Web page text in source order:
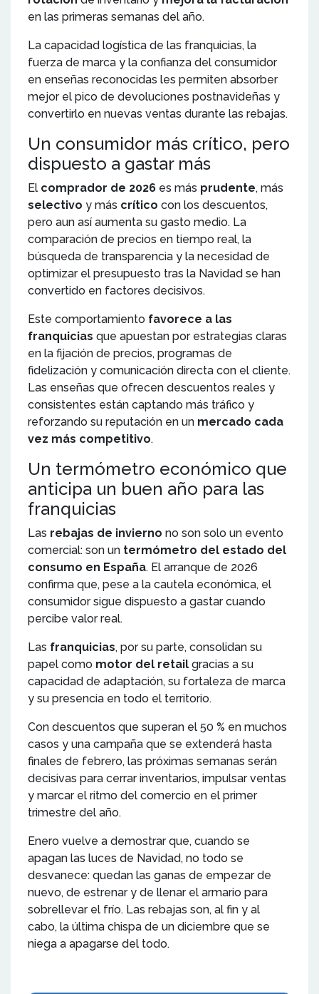
en las primeras semanas del año.
La capacidad logística de las franquicias, la
fuerza de marca y la confianza del consumidor
en enseñas reconocidas les permiten absorber
mejor el pico de devoluciones postnavideñas y
convertirlo en nuevas ventas durante las rebajas.
Un consumidor más crítico, pero
dispuesto a gastar más
El comprador de 2026 es más prudente, más
selectivo y más crítico con los descuentos,
pero aun así aumenta su gasto medio. La
comparación de precios en tiempo real, la
búsqueda de transparencia y la necesidad de
optimizar el presupuesto tras la Navidad se han
convertido en factores decisivos.
Este comportamiento favorece a las
franquicias que apuestan por estrategias claras
en la fijación de precios, programas de
fidelización y comunicación directa con el cliente.
Las enseñas que ofrecen descuentos reales y
consistentes están captando más tráfico y
reforzando su reputación en un mercado cada
vez más competitivo.
Un termómetro económico que
anticipa un buen año para las
franquicias
Las rebajas de invierno no son solo un evento
comercial: son un termómetro del estado del
consumo en España. El arranque de 2026
confirma que, pese a la cautela económica, el
consumidor sigue dispuesto a gastar cuando
percibe valor real.
Las franquicias, por su parte, consolidan su
papel como motor del retail gracias a su
capacidad de adaptación, su fortaleza de marca
y su presencia en todo el territorio.
Con descuentos que superan el 50 % en muchos
casos y una campaña que se extenderá hasta
finales de febrero, las próximas semanas serán
decisivas para cerrar inventarios, impulsar ventas
y marcar el ritmo del comercio en el primer
trimestre del año.
Enero vuelve a demostrar que, cuando se
apagan las luces de Navidad, no todo se
desvanece: quedan las ganas de empezar de
nuevo, de estrenar y de llenar el armario para
sobrellevar el frío. Las rebajas son, al fin y al
cabo, la última chispa de un diciembre que se
niega a apagarse del todo.